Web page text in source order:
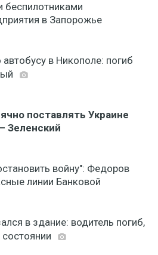
беспилотниками
в Запорожье
в Никополе: погиб
поставлять Украине
Зеленский
войну": Федоров
линии Банковой
в здание: водитель погиб,